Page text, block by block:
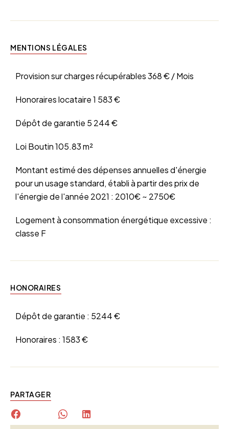
MENTIONS LÉGALES
Provision sur charges récupérables368 € / Mois
Honoraires locataire1 583 €
Dépôt de garantie 5 244 €
Loi Boutin105.83 m²
Montant estimé des dépenses annuelles d'énergie
pour un usage standard, établi à partir des prix de
l'énergie de l'année 2021 : 2010€ ~ 2750€
Logement à consommation énergétique excessive :
classe F
HONORAIRES
Dépôt de garantie : 5244 €
Honoraires : 1583 €
PARTAGER